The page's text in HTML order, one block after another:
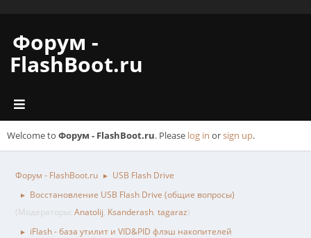
Форум -
FlashBoot.ru
Welcome to Форум - FlashBoot.ru. Please log in orsign up.
Форум - FlashBoot.ru ► USB Flash Drive
►
Восстановление USB Flash Drive (общие вопросы)
(Модераторы: Anatolij, Ksanderash, tagaraz)
► iFlash - база утилит и VID&PID флэш накопителей